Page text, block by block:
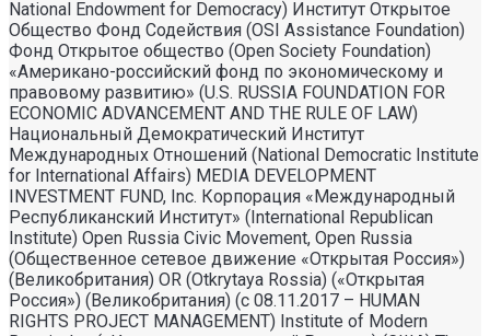
National Endowment for Democracy) Институт Открытое
Общество Фонд Содействия (OSI Assistance Foundation)
Фонд Открытое общество (Open Society Foundation)
«Американо-российский фонд по экономическому и
правовому развитию» (U.S. RUSSIA FOUNDATION FOR
ECONOMIC ADVANCEMENT AND THE RULE OF LAW)
Национальный Демократический Институт
Международных Отношений (National Democratic Institute
for International Affairs) MEDIA DEVELOPMENT
INVESTMENT FUND, Inc. Корпорация «Международный
Республиканский Институт» (International Republican
Institute) Open Russia Civic Movement, Open Russia
(Общественное сетевое движение «Открытая Россия»)
(Великобритания) OR (Otkrytaya Rossia) («Открытая
Россия») (Великобритания) (с 08.11.2017 – HUMAN
RIGHTS PROJECT MANAGEMENT) Institute of Modern